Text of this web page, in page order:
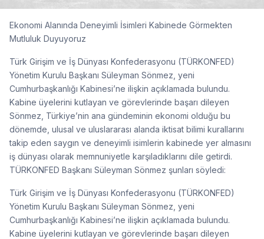
Ekonomi Alanında Deneyimli İsimleri Kabinede Görmekten
Mutluluk Duyuyoruz
Türk Girişim ve İş Dünyası Konfederasyonu (TÜRKONFED)
Yönetim Kurulu Başkanı Süleyman Sönmez, yeni
Cumhurbaşkanlığı Kabinesi’ne ilişkin açıklamada bulundu.
Kabine üyelerini kutlayan ve görevlerinde başarı dileyen
Sönmez, Türkiye’nin ana gündeminin ekonomi olduğu bu
dönemde, ulusal ve uluslararası alanda iktisat bilimi kurallarını
takip eden saygın ve deneyimli isimlerin kabinede yer almasını
iş dünyası olarak memnuniyetle karşıladıklarını dile getirdi.
TÜRKONFED Başkanı Süleyman Sönmez şunları söyledi:
Türk Girişim ve İş Dünyası Konfederasyonu (TÜRKONFED)
Yönetim Kurulu Başkanı Süleyman Sönmez, yeni
Cumhurbaşkanlığı Kabinesi’ne ilişkin açıklamada bulundu.
Kabine üyelerini kutlayan ve görevlerinde başarı dileyen